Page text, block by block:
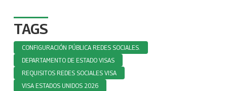
TAGS
CONFIGURACIÓN PÚBLICA REDES SOCIALES.
DEPARTAMENTO DE ESTADO VISAS
REQUISITOS REDES SOCIALES VISA
VISA ESTADOS UNIDOS 2026